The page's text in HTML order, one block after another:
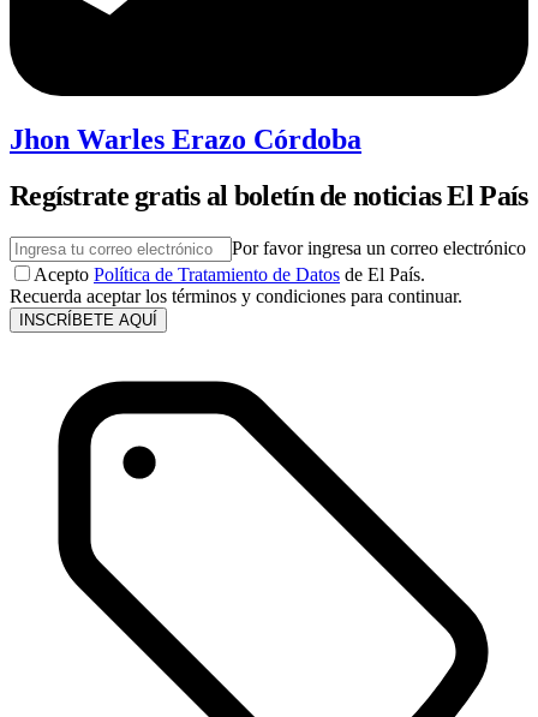
Jhon Warles Erazo Córdoba
Regístrate gratis al boletín de noticias El País
Por favor ingresa un correo electrónico
Acepto Política de Tratamiento de Datos de El País.
Recuerda aceptar los términos y condiciones para continuar.
INSCRÍBETE AQUÍ